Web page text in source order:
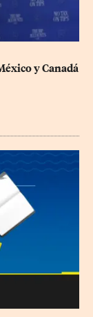
y Canadá